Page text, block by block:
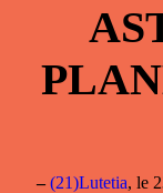
– (21)Lutetia, le